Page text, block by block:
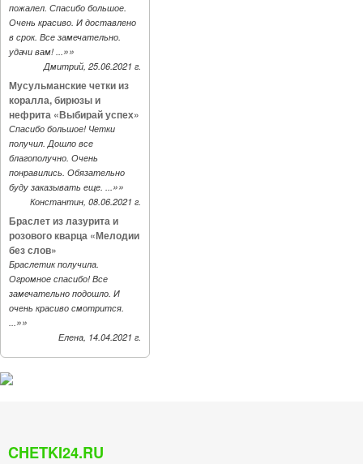
пожалел. Спасибо большое.
Очень красиво. И доставлено
в срок. Все замечательно.
удачи вам! ...»»
Дмитрий, 25.06.2021 г.
Мусульманские четки из
коралла, бирюзы и
нефрита «Выбирай успех»
Спасибо большое! Четки
получил. Дошло все
благополучно. Очень
понравились. Обязательно
буду заказывать еще. ...»»
Константин, 08.06.2021 г.
Браслет из лазурита и
розового кварца «Мелодии
без слов»
Браслетик получила.
Огромное спасибо! Все
замечательно подошло. И
очень красиво смотрится.
...»»
Елена, 14.04.2021 г.
CHETKI24.RU